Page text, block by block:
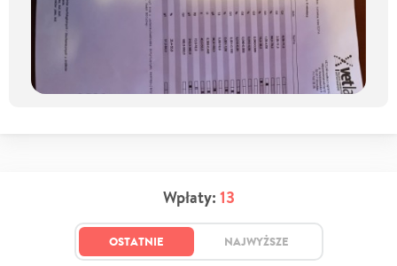
Wpłaty: 13
OSTATNIE NAJWYŻSZE